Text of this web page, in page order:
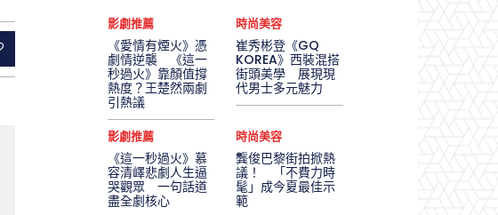
影劇推薦
《愛情有煙火》憑
劇情逆襲 《這一
秒過火》靠顏值撐
熱度？王楚然兩劇
引熱議
時尚美容
崔秀彬登《GQ
KOREA》西裝混搭
街頭美學 展現現
代男士多元魅力
影劇推薦
《這一秒過火》慕
容清嶧悲劇人生逼
哭觀眾 一句話道
盡全劇核心
時尚美容
龔俊巴黎街拍掀熱
議！ 「不費力時
髦」成今夏最佳示
範